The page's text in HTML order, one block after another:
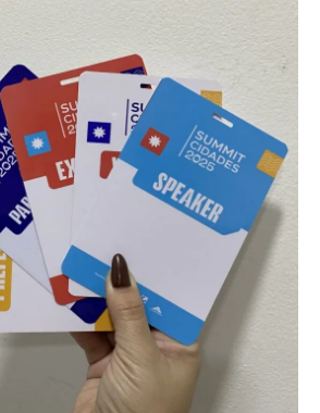
cartões de desconto e programas
os cartões em PVC
incluir tecnologias como RFID e NFC (125
de QR Codes, códigos de barras e tarjas
simples apenas com impressão.
automações e usos.
uso e tecnologia, os cartões em PVC
Entre em contato com a
pedido!
em cartão PVC